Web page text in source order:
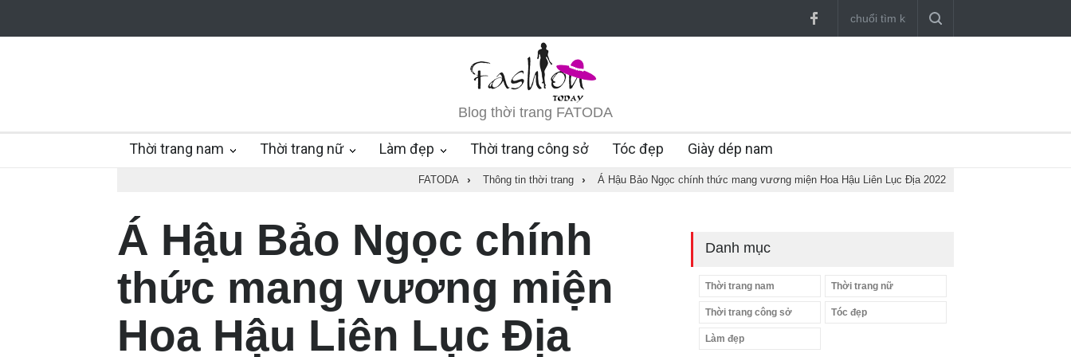
Blog thời trang FATODA
Thời trang nam Thời trang nữ Làm đẹp Thời trang công sở Tóc đẹp Giày dép nam
FATODA › Thông tin thời trang › Á Hậu Bảo Ngọc chính thức mang vương miện Hoa Hậu Liên Lục Địa 2022
Á Hậu Bảo Ngọc chính
thức mang vương miện
Hoa Hậu Liên Lục Địa
Danh mục
Thời trang nam Thời trang nữ
Thời trang công sở Tóc đẹp
Làm đẹp